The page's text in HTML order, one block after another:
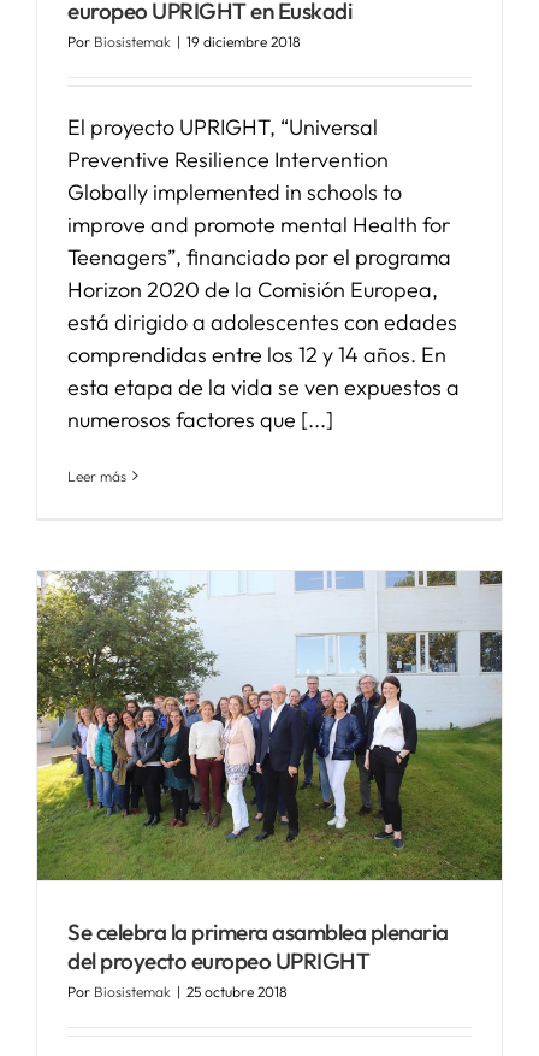
europeo UPRIGHT en Euskadi
Por Biosistemak | 19 diciembre 2018
El proyecto UPRIGHT, “Universal
Preventive Resilience Intervention
Globally implemented in schools to
improve and promote mental Health for
Teenagers”, financiado por el programa
Horizon 2020 de la Comisión Europea,
está dirigido a adolescentes con edades
comprendidas entre los 12 y 14 años. En
esta etapa de la vida se ven expuestos a
numerosos factores que [...]
Leer más
Se celebra la primera asamblea plenaria
del proyecto europeo UPRIGHT
Por Biosistemak | 25 octubre 2018